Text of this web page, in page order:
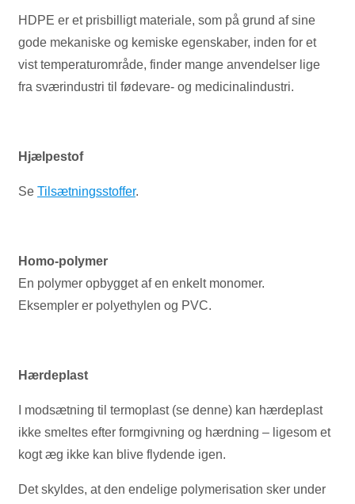
HDPE er et prisbilligt materiale, som på grund af sine
gode mekaniske og kemiske egenskaber, inden for et
vist temperaturområde, finder mange anvendelser lige
fra sværindustri til fødevare- og medicinalindustri.
Hjælpestof
Se Tilsætningsstoffer.
Homo-polymer
En polymer opbygget af en enkelt monomer.
Eksempler er polyethylen og PVC.
Hærdeplast
I modsætning til termoplast (se denne) kan hærdeplast
ikke smeltes efter formgivning og hærdning – ligesom et
kogt æg ikke kan blive flydende igen.
Det skyldes, at den endelige polymerisation sker under